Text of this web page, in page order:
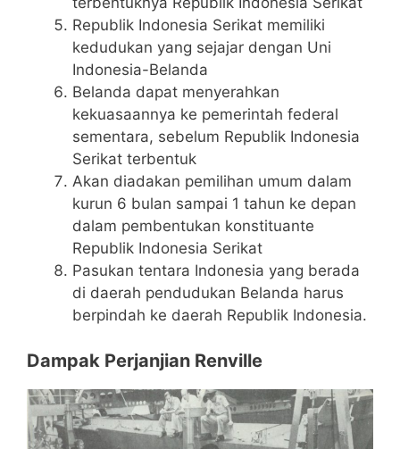
Republik Indonesia Serikat memiliki
kedudukan yang sejajar dengan Uni
Indonesia-Belanda
Belanda dapat menyerahkan
kekuasaannya ke pemerintah federal
sementara, sebelum Republik Indonesia
Serikat terbentuk
Akan diadakan pemilihan umum dalam
kurun 6 bulan sampai 1 tahun ke depan
dalam pembentukan konstituante
Republik Indonesia Serikat
Pasukan tentara Indonesia yang berada
di daerah pendudukan Belanda harus
berpindah ke daerah Republik Indonesia.
Dampak Perjanjian Renville